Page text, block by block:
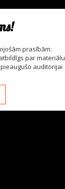
prasībām:
par materiālu
auditorijai